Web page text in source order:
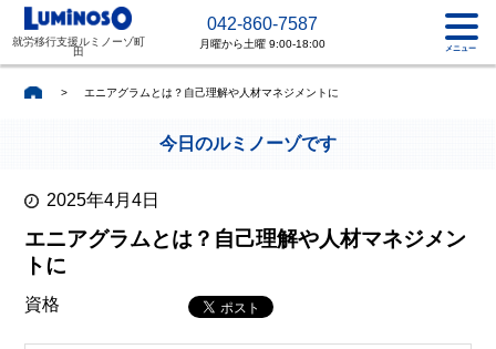
就労移行支援ルミノーゾ町
田
042-860-7587
月曜から土曜 9:00-18:00 メニュー
> エニアグラムとは？自己理解や人材マネジメントに
今日のルミノーゾです
2025年4月4日
エニアグラムとは？自己理解や人材マネジメン
トに
資格